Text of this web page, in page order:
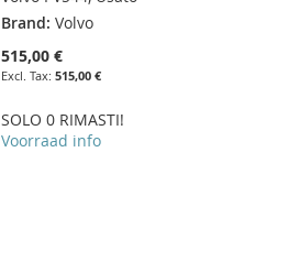
Brand: Volvo
515,00 €
515,00 €
SOLO 0 RIMASTI!
Voorraad info